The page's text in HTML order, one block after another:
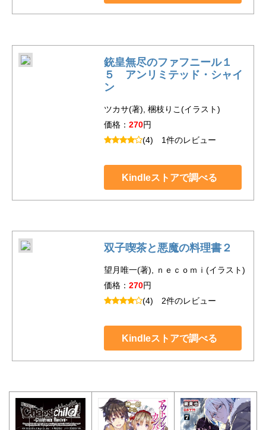
銃皇無尽のファフニール１
５ アンリミテッド・シャイ
ン
ツカサ(著), 梱枝りこ(イラスト)
価格： 270円
(4) 1件のレビュー
Kindleストアで調べる
双子喫茶と悪魔の料理書２
望月唯一(著), ｎｅｃｏｍｉ(イラスト)
価格： 270円
(4) 2件のレビュー
Kindleストアで調べる